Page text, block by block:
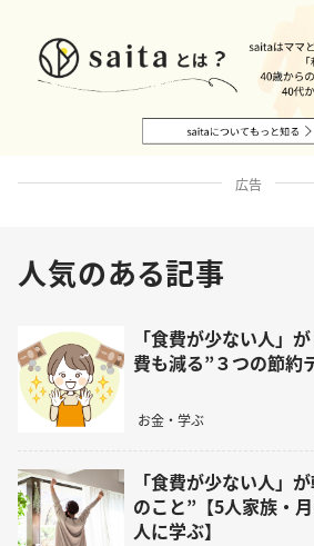
広告
人気のある記事
「食費が少ない人」
費も減る”３つの節約
お金・学ぶ
「食費が少ない人」
のこと”【5人家族・
人に学ぶ】